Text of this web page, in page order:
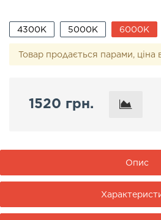
4300K 5000K 6000K
Товар продається парами, ціна
1520 грн.
Опис